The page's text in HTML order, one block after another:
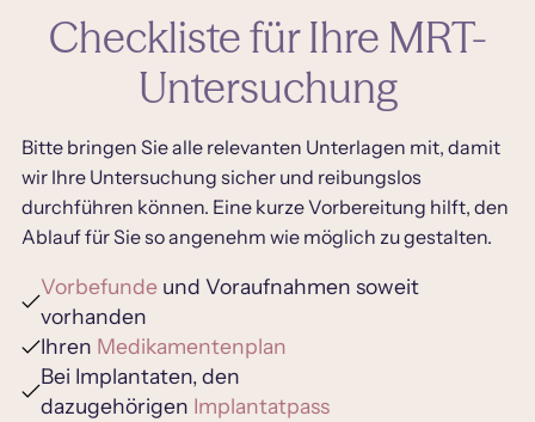
Versicherungen
Privat (PKV)
Selbstzahler (SZ)
Kontakt
(0471) 309 60 90
Partnerprofil
Checkliste für Ihre MRT-
Untersuchung
Bitte bringen Sie alle relevanten Unterlagen mit, damit
wir Ihre Untersuchung sicher und reibungslos
durchführen können. Eine kurze Vorbereitung hilft, den
Ablauf für Sie so angenehm wie möglich zu gestalten.
Vorbefunde und Voraufnahmen soweit
vorhanden
Ihren Medikamentenplan
Bei Implantaten, den
dazugehörigen Implantatpass